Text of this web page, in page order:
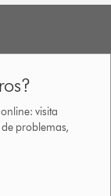
visita
problemas,